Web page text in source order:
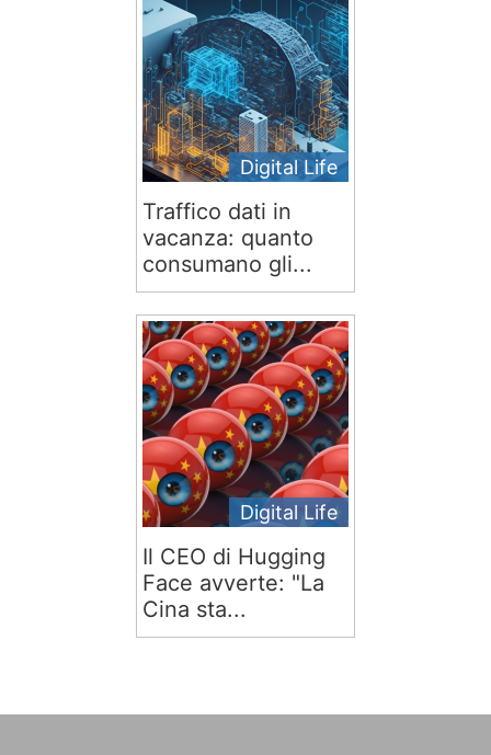
Digital Life
Traffico dati in
vacanza: quanto
consumano gli...
Digital Life
Il CEO di Hugging
Face avverte: "La
Cina sta...